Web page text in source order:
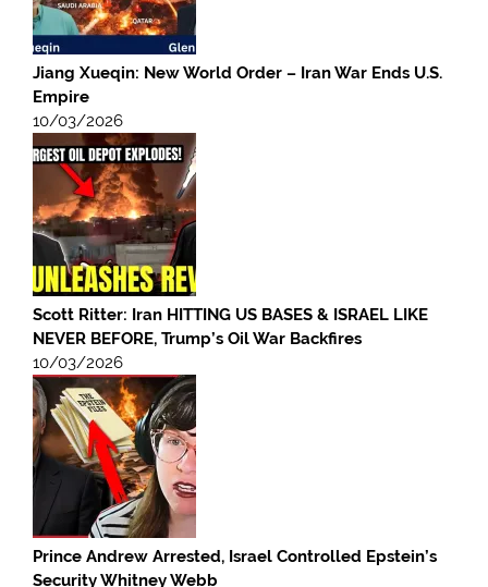
Jiang Xueqin: New World Order – Iran War Ends U.S.
Empire
10/03/2026
Scott Ritter: Iran HITTING US BASES & ISRAEL LIKE
NEVER BEFORE, Trump’s Oil War Backfires
10/03/2026
Prince Andrew Arrested, Israel Controlled Epstein’s
Security Whitney Webb